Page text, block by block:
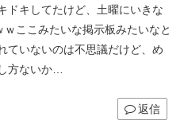
ドキしてたけど、土曜にいきな
ここみたいな掲示板みたいなと
ていないのは不思議だけど、め
方ないか…
返信